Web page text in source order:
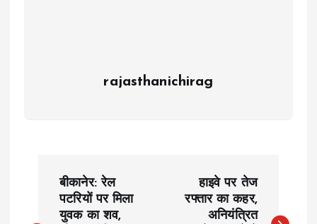
rajasthanichirag
बीकानेर: रेल
पटरियों ​​​​​​​पर मिला
युवक का शव,
हाइवे पर तेज
रफ्तार का कहर,
अनियंत्रित